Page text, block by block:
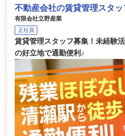
不動産会社の賃貸管理スタッ
有限会社立野産業
正社員
賃貸管理スタッフ募集！未経験
の好立地で通勤便利♪